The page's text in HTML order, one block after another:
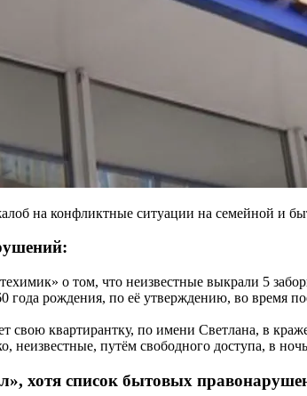
на конфликтные ситуации на семейной и
о том, что неизвестные выкрали 5
года рождения, по её утверждению, во время
свою квартирантку, по имени Светлана, в
неизвестные, путём свободного доступа, в
хотя список бытовых